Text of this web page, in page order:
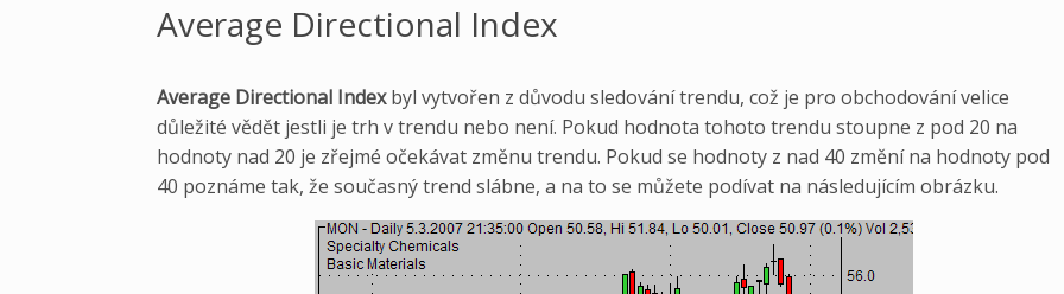
Average Directional Index
Average Directional Indexbyl vytvořen z důvodu sledování trendu, což je pro obchodování velice
důležité vědět jestli je trh v trendu nebo není. Pokud hodnota tohoto trendu stoupne z pod 20 na
hodnoty nad 20 je zřejmé očekávat změnu trendu. Pokud se hodnoty z nad 40 změní na hodnoty pod
40 poznáme tak, že současný trend slábne, a na to se můžete podívat na následujícím obrázku.